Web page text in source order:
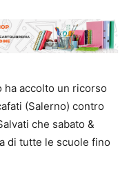
ha accolto un ricorso
(Salerno) contro
che sabato &
di tutte le scuole fino